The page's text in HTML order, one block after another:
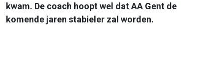
kwam. De coach hoopt wel dat AA Gent de
komende jaren stabieler zal worden.